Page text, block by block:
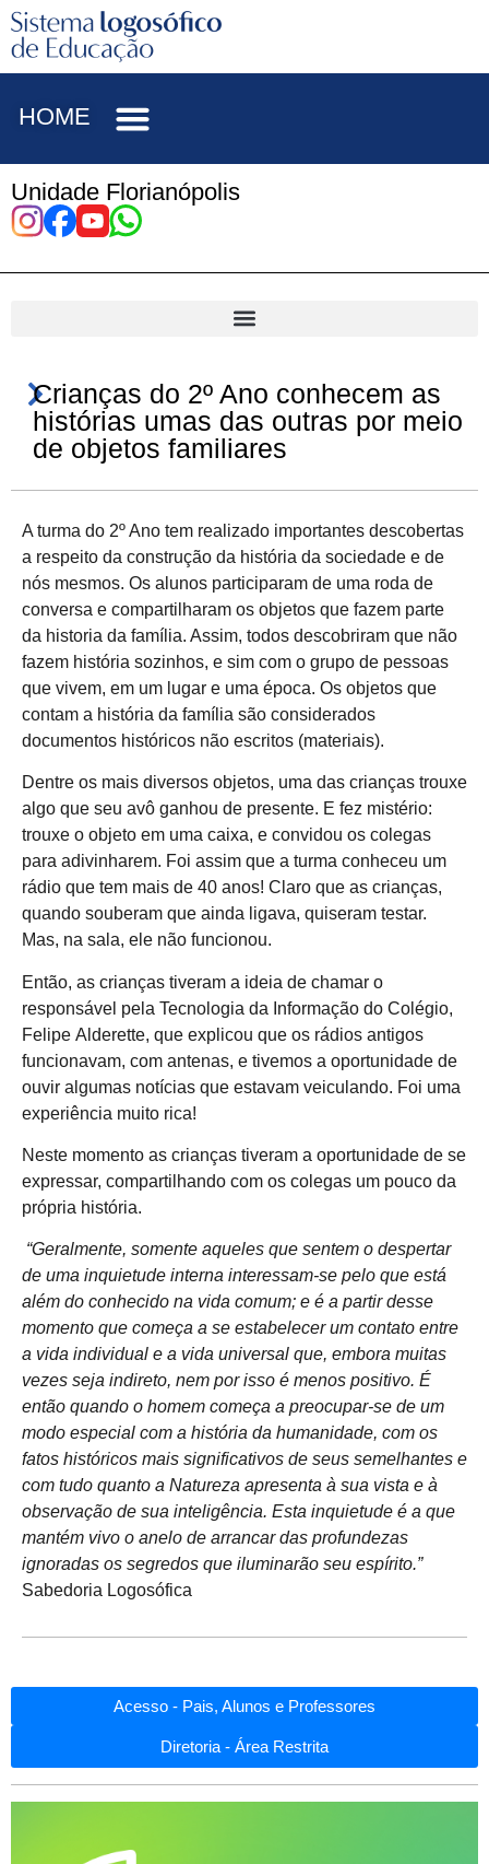
HOME
Unidade Florianópolis
Crianças do 2º Ano conhecem as
histórias umas das outras por meio
de objetos familiares
A turma do 2º Ano tem realizado importantes descobertas
a respeito da construção da história da sociedade e de
nós mesmos. Os alunos participaram de uma roda de
conversa e compartilharam os objetos que fazem parte
da historia da família. Assim, todos descobriram que não
fazem história sozinhos, e sim com o grupo de pessoas
que vivem, em um lugar e uma época. Os objetos que
contam a história da família são considerados
documentos históricos não escritos (materiais).
Dentre os mais diversos objetos, uma das crianças trouxe
algo que seu avô ganhou de presente. E fez mistério:
trouxe o objeto em uma caixa, e convidou os colegas
para adivinharem. Foi assim que a turma conheceu um
rádio que tem mais de 40 anos! Claro que as crianças,
quando souberam que ainda ligava, quiseram testar.
Mas, na sala, ele não funcionou.
Então, as crianças tiveram a ideia de chamar o
responsável pela Tecnologia da Informação do Colégio,
Felipe Alderette, que explicou que os rádios antigos
funcionavam, com antenas, e tivemos a oportunidade de
ouvir algumas notícias que estavam veiculando. Foi uma
experiência muito rica!
Neste momento as crianças tiveram a oportunidade de se
expressar, compartilhando com os colegas um pouco da
própria história.
“Geralmente, somente aqueles que sentem o despertar
de uma inquietude interna interessam-se pelo que está
além do conhecido na vida comum; e é a partir desse
momento que começa a se estabelecer um contato entre
a vida individual e a vida universal que, embora muitas
vezes seja indireto, nem por isso é menos positivo. É
então quando o homem começa a preocupar-se de um
modo especial com a história da humanidade, com os
fatos históricos mais significativos de seus semelhantes e
com tudo quanto a Natureza apresenta à sua vista e à
observação de sua inteligência. Esta inquietude é a que
mantém vivo o anelo de arrancar das profundezas
ignoradas os segredos que iluminarão seu espírito.”
Sabedoria Logosófica
Acesso - Pais, Alunos e Professores
Diretoria - Área Restrita